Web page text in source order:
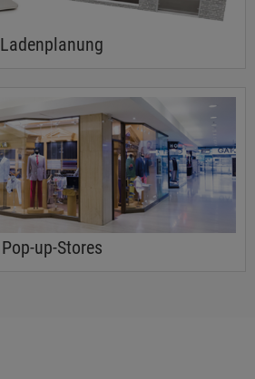
Ladenplanung
Pop-up-Stores